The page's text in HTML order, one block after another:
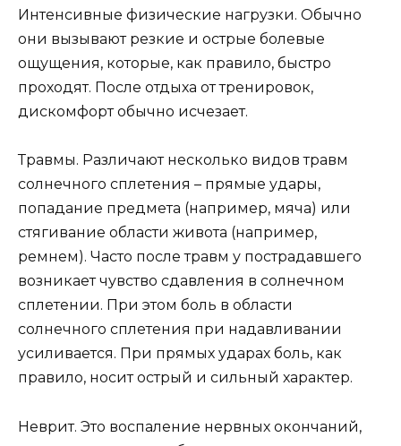
Интенсивные физические нагрузки. Обычно
они вызывают резкие и острые болевые
ощущения, которые, как правило, быстро
проходят. После отдыха от тренировок,
дискомфорт обычно исчезает.
Травмы. Различают несколько видов травм
солнечного сплетения – прямые удары,
попадание предмета (например, мяча) или
стягивание области живота (например,
ремнем). Часто после травм у пострадавшего
возникает чувство сдавления в солнечном
сплетении. При этом боль в области
солнечного сплетения при надавливании
усиливается. При прямых ударах боль, как
правило, носит острый и сильный характер.
Неврит. Это воспаление нервных окончаний,